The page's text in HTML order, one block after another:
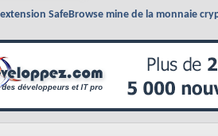
SafeBrowse mine de la monnaie